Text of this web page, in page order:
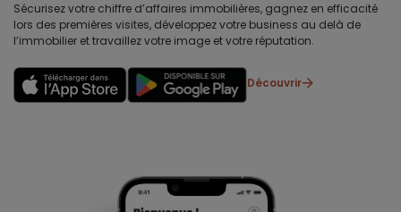
Sécurisez votre chiffre d’affaires immobilières, gagnez en efficacité
lors des premières visites, développez votre business au delà de
l’immobilier et travaillez votre image et votre réputation.
Découvrir